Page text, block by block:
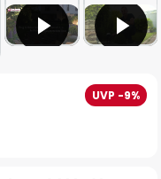
UVP -9%